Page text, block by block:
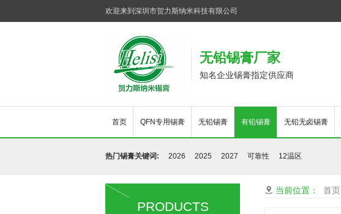
欢迎来到深圳市贺力斯纳米科技有限公司
无铅锡膏厂家
知名企业锡膏指定供应商
首页 QFN专用锡膏 无铅锡膏 有铅锡膏 无铅无卤锡膏
热门锡膏关键词: 2026 2025 2027 可靠性 12温区
PRODUCTS
 当前位置： 首页